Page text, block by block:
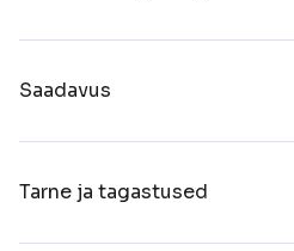
Saadavus
Tarne ja tagastused